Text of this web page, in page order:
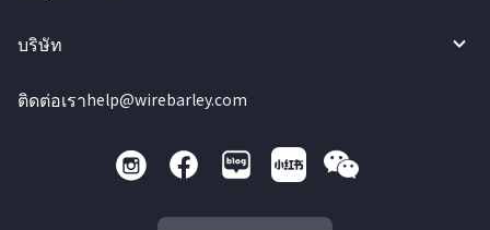
บริษัท
ติดต่อเราhelp@wirebarley.com